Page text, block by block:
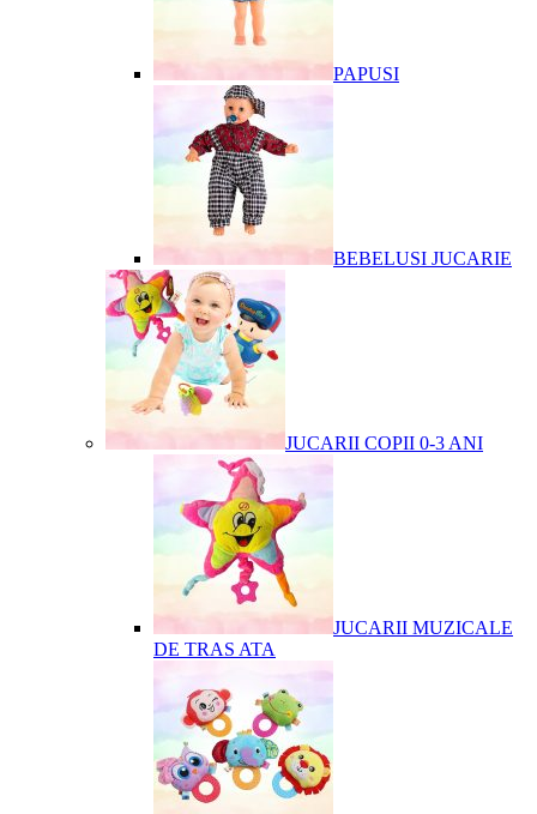
PAPUSI
BEBELUSI JUCARIE
JUCARII COPII 0-3 ANI
JUCARII MUZICALE
DE TRAS ATA